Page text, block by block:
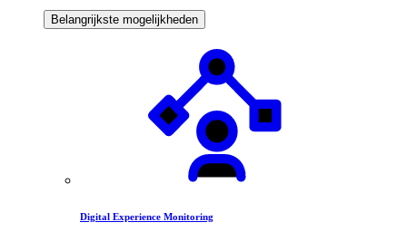
Belangrijkste mogelijkheden
Digital Experience Monitoring